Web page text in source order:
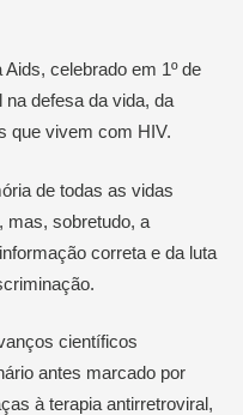
celebrado em 1º de
defesa da vida, da
que vivem com HIV.
de todas as vidas
mas, sobretudo, a
correta e da luta
científicos
antes marcado por
à terapia antirretroviral,